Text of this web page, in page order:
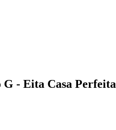
- Eita Casa Perfeita